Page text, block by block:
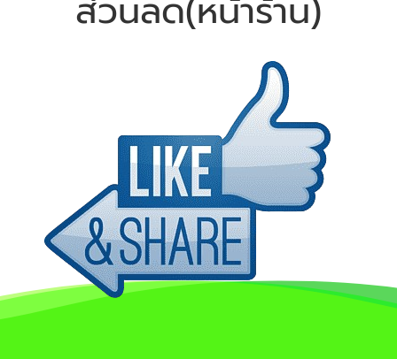
ส่วนลด(หน้าร้าน)